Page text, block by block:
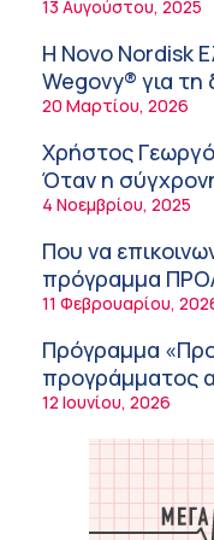
«Σε πέντε
θεραπεία που
Πάρκινσον»
9:24 πμ
Αντώνης
9:18 πμ
Πώς να
διάρροια των
8:30 πμ
Ευμενής
General): Γιατί
καθοδηγείται
7:37 πμ
Ιωάννης
5:42 πμ
στην υγεία του
Νικόλαος
νοσοκομεία του
13 Αυγούστου, 2025
Η Novo Nordisk
Wegovy® για τη
20 Μαρτίου, 2026
Χρήστος
Όταν η
φόβο!
4 Νοεμβρίου, 2025
Που να
πρόγραμμα
παχυσαρκίας
11 Φεβρουαρίου,
Πρόγραμμα
προγράμματος
Δωρεάν
12 Ιουνίου, 2026